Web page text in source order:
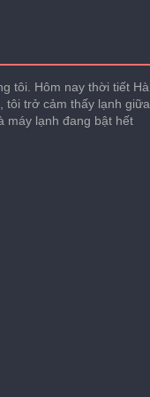
tôi. Hôm nay thời tiết Hà
tôi trở cảm thấy lạnh giữa
máy lạnh đang bật hết